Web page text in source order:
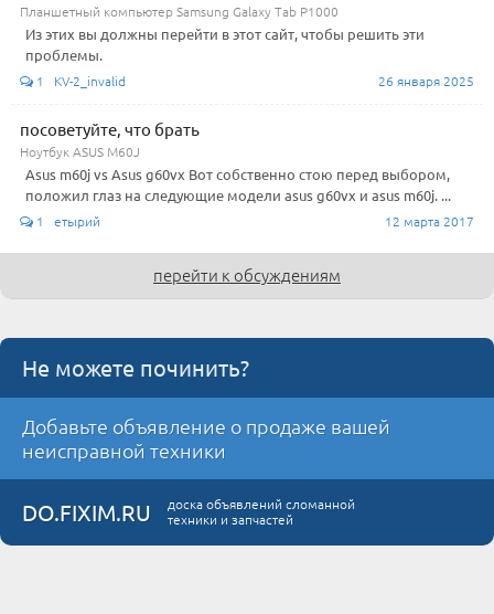
Планшетный компьютер Samsung Galaxy Tab P1000
Из этих вы должны перейти в этот сайт, чтобы решить эти
проблемы.
1 KV-2_invalid 26 января 2025
посоветуйте, что брать
Ноутбук ASUS M60J
Asus m60j vs Asus g60vx Вот собственно стою перед выбором,
положил глаз на следующие модели asus g60vx и asus m60j. ...
1 етырий 12 марта 2017
перейти к обсуждениям
Не можете починить?
Добавьте объявление о продаже вашей
неисправной техники
DO.FIXIM.RU
доска объявлений сломанной
техники и запчастей